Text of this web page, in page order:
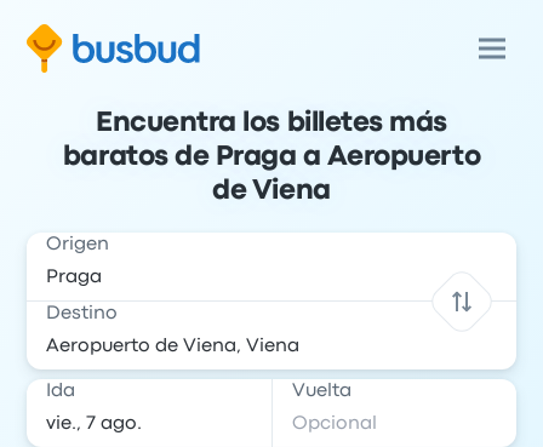
Encuentra los billetes más
baratos de Praga a Aeropuerto
de Viena
Origen
Destino
Ida Vuelta